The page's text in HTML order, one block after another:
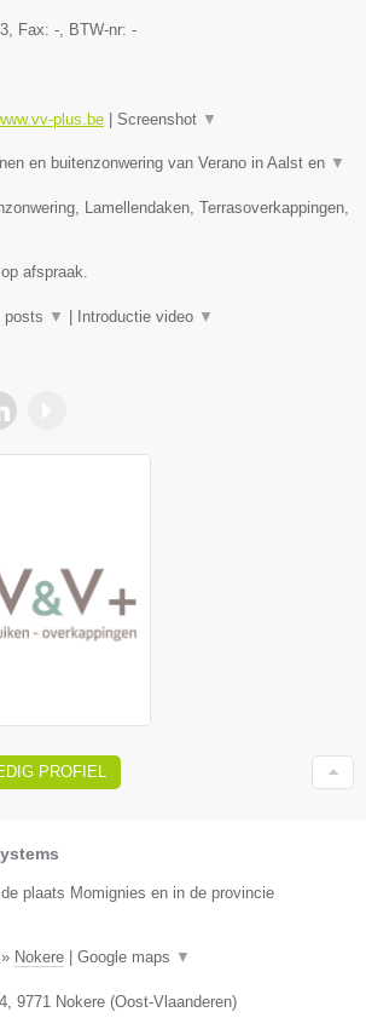
, Fax: - , BTW-nr: -
plus.be Screenshot ▼
en buitenzonwering van Verano in Aalst en ▼
Lamellendaken, Terrasoverkappingen,
afspraak.
posts ▼ Introductie video ▼
PROFIEL
plaats Momignies en in de provincie
» Nokere Google maps ▼
9771 Nokere (Oost-Vlaanderen)